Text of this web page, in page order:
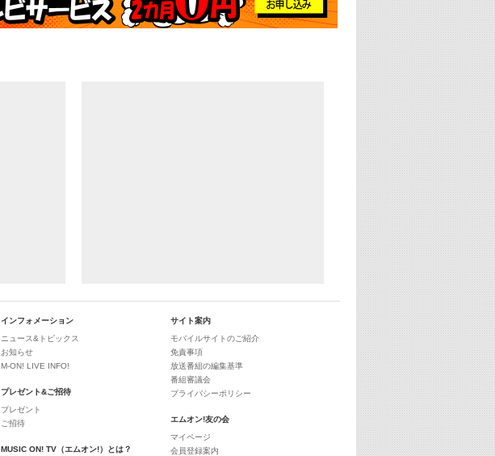
インフォメーション
ニュース&トピックス
お知らせ
M-ON! LIVE INFO!
プレゼント&ご招待
プレゼント
ご招待
MUSIC ON! TV（エムオン!）とは？
サイト案内
モバイルサイトのご紹介
免責事項
放送番組の編集基準
番組審議会
プライバシーポリシー
エムオン!友の会
マイページ
会員登録案内